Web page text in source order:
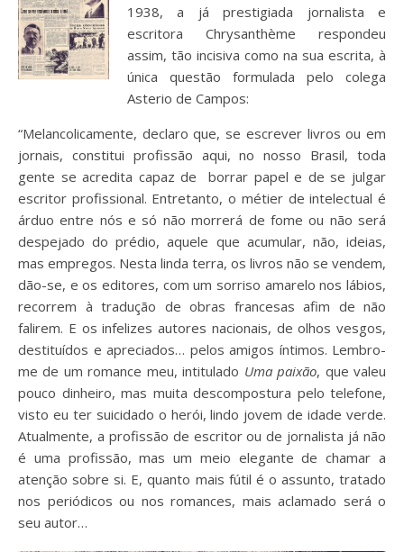
1938, a já prestigiada jornalista e
escritora Chrysanthème respondeu
assim, tão incisiva como na sua escrita, à
única questão formulada pelo colega
Asterio de Campos:
“Melancolicamente, declaro que, se escrever livros ou em
jornais, constitui profissão aqui, no nosso Brasil, toda
gente se acredita capaz de borrar papel e de se julgar
escritor profissional. Entretanto, o métier de intelectual é
árduo entre nós e só não morrerá de fome ou não será
despejado do prédio, aquele que acumular, não, ideias,
mas empregos. Nesta linda terra, os livros não se vendem,
dão-se, e os editores, com um sorriso amarelo nos lábios,
recorrem à tradução de obras francesas afim de não
falirem. E os infelizes autores nacionais, de olhos vesgos,
destituídos e apreciados… pelos amigos íntimos. Lembro-
me de um romance meu, intitulado Uma paixão, que valeu
pouco dinheiro, mas muita descompostura pelo telefone,
visto eu ter suicidado o herói, lindo jovem de idade verde.
Atualmente, a profissão de escritor ou de jornalista já não
é uma profissão, mas um meio elegante de chamar a
atenção sobre si. E, quanto mais fútil é o assunto, tratado
nos periódicos ou nos romances, mais aclamado será o
seu autor…